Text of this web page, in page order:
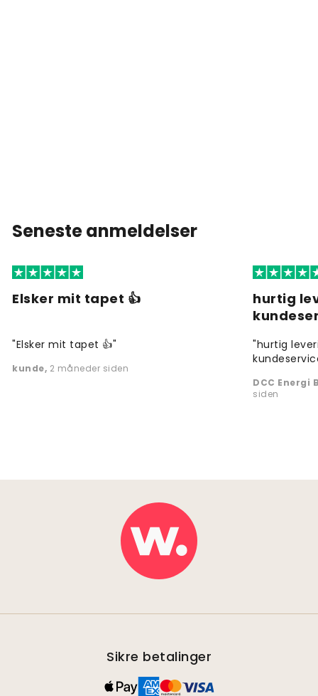
Seneste anmeldelser
Elsker mit tapet 👍
"Elsker mit tapet 👍"
kunde, 2 måneder siden
hurtig
"hurtig
DCC Energi
siden
Sikre betalinger